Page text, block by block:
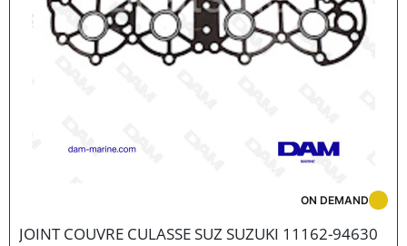
JOINT COUVRE CULASSE SUZ SUZUKI 11162-94630
ON DEMAND